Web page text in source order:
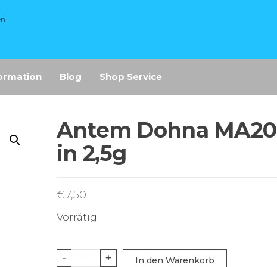
Blog Shop Service
Antem Dohna MA20
in 2,5g
€7,50
Vorrätig
-
Antem
+ In den Warenkorb